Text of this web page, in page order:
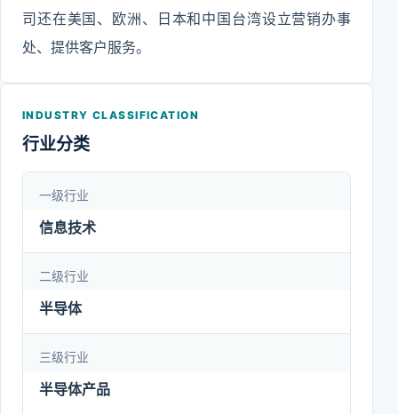
司还在美国、欧洲、日本和中国台湾设立营销办事
处、提供客户服务。
INDUSTRY CLASSIFICATION
行业分类
一级行业
信息技术
二级行业
半导体
三级行业
半导体产品